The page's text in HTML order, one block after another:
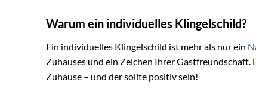
Warum ein individuelles Klingelschild?
Ein individuelles Klingelschild ist mehr als nur ein
Zuhauses und ein Zeichen Ihrer
Zuhause – und der sollte positiv sein!